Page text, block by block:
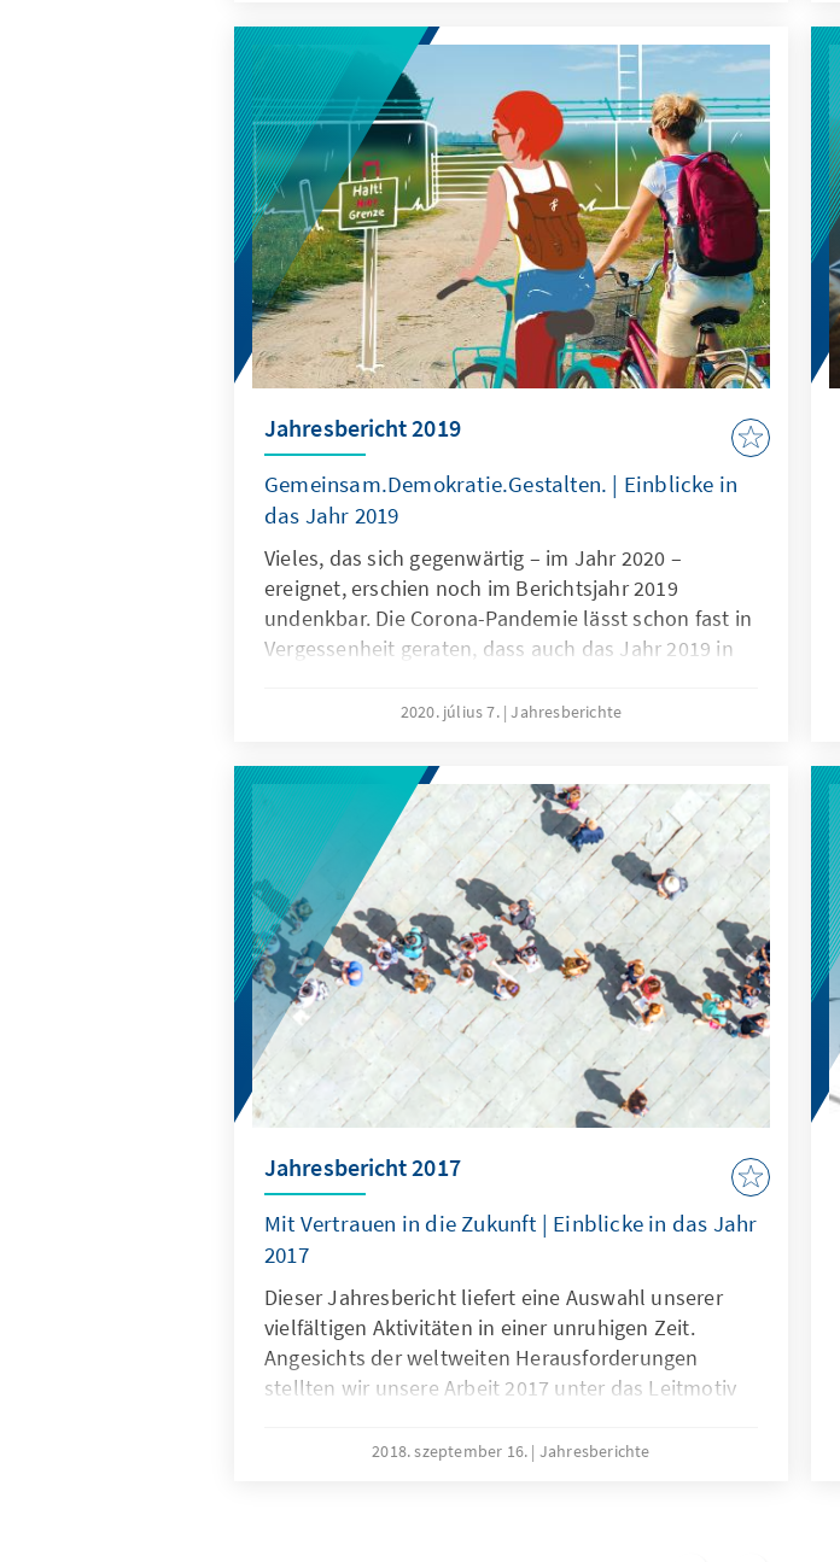
Schwerpunktthemen auch im Jahr 2022 nicht an
Relevanz verlieren werden.
Jahresbericht 2019
Gemeinsam.Demokratie.Gestalten. | Einblicke in
das Jahr 2019
Vieles, das sich gegenwärtig – im Jahr 2020 –
ereignet, erschien noch im Berichtsjahr 2019
undenkbar. Die Corona-Pandemie lässt schon fast in
Vergessenheit geraten, dass auch das Jahr 2019 in
2020. július 7. Jahresberichte
Jahresbericht 2017
Mit Vertrauen in die Zukunft | Einblicke in das Jahr
2017
Dieser Jahresbericht liefert eine Auswahl unserer
vielfältigen Aktivitäten in einer unruhigen Zeit.
Angesichts der weltweiten Herausforderungen
stellten wir unsere Arbeit 2017 unter das Leitmotiv
unserem Internetangebot spiegelt die Publikation
2018. szeptember 16. Jahresberichte